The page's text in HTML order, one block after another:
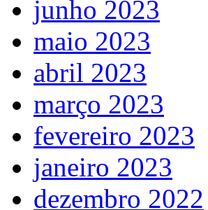
junho 2023
maio 2023
abril 2023
março 2023
fevereiro 2023
janeiro 2023
dezembro 2022